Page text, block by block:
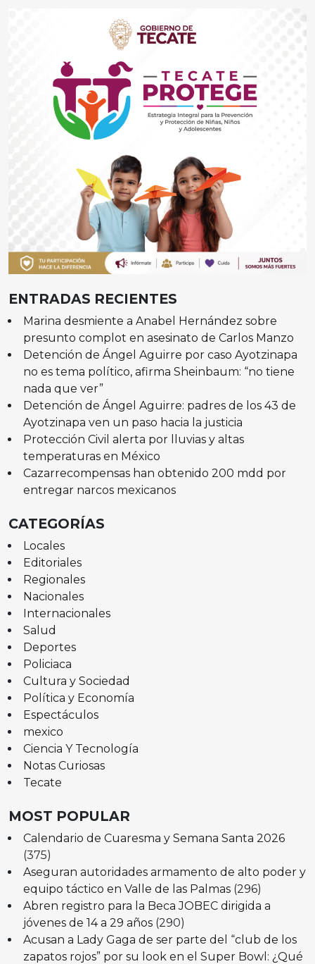
ENTRADAS RECIENTES
Marina desmiente a Anabel Hernández sobre
presunto complot en asesinato de Carlos Manzo
Detención de Ángel Aguirre por caso Ayotzinapa
no es tema político, afirma Sheinbaum: “no tiene
nada que ver”
Detención de Ángel Aguirre: padres de los 43 de
Ayotzinapa ven un paso hacia la justicia
Protección Civil alerta por lluvias y altas
temperaturas en México
Cazarrecompensas han obtenido 200 mdd por
entregar narcos mexicanos
CATEGORÍAS
Locales
Editoriales
Regionales
Nacionales
Internacionales
Salud
Deportes
Policiaca
Cultura y Sociedad
Política y Economía
Espectáculos
mexico
Ciencia Y Tecnología
Notas Curiosas
Tecate
MOST POPULAR
Calendario de Cuaresma y Semana Santa 2026
(375)
Aseguran autoridades armamento de alto poder y
equipo táctico en Valle de las Palmas (296)
Abren registro para la Beca JOBEC dirigida a
jóvenes de 14 a 29 años (290)
Acusan a Lady Gaga de ser parte del “club de los
zapatos rojos” por su look en el Super Bowl: ¿Qué